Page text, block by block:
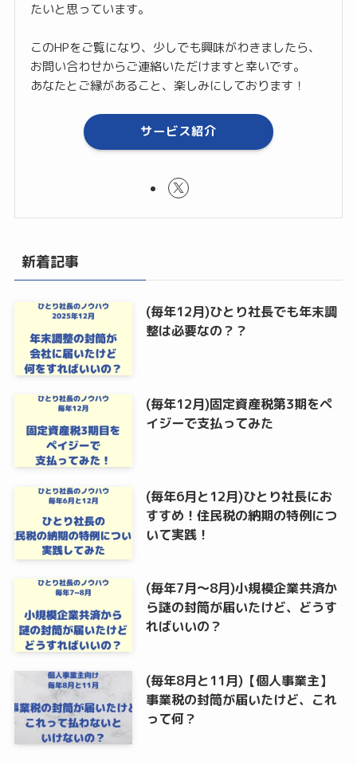
たいと思っています。
このHPをご覧になり、少しでも興味がわきましたら、
お問い合わせからご連絡いただけますと幸いです。
あなたとご縁があること、楽しみにしております！
サービス紹介
新着記事
(毎年12月)ひとり社長でも年末調
整は必要なの？？
(毎年12月)固定資産税第3期をペ
イジーで支払ってみた
(毎年6月と12月)ひとり社長にお
すすめ！住民税の納期の特例につ
いて実践！
(毎年7月～8月)小規模企業共済か
ら謎の封筒が届いたけど、どうす
ればいいの？
(毎年8月と11月)【個人事業主】
事業税の封筒が届いたけど、これ
って何？